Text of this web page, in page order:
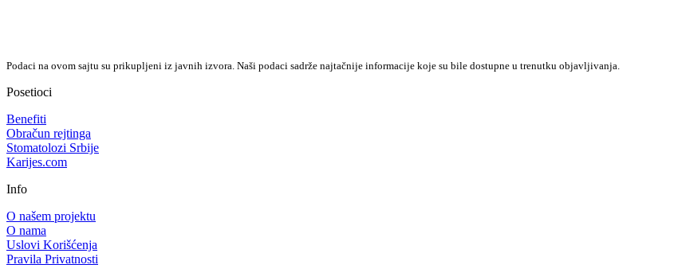
Podaci na ovom sajtu su prikupljeni iz javnih izvora. Naši podaci sadrže najtačnije informacije koje su bile dostupne u trenutku objavljivanja.
Posetioci
Benefiti
Obračun rejtinga
Stomatolozi Srbije
Karijes.com
Info
O našem projektu
O nama
Uslovi Korišćenja
Pravila Privatnosti